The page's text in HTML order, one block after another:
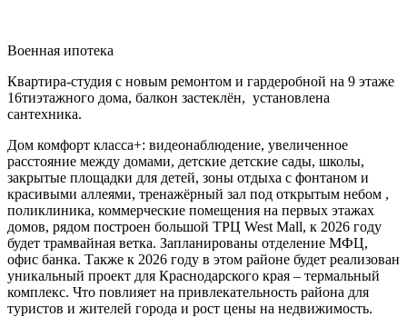
Военная ипотека
Квартира-студия с новым ремонтом и гардеробной на 9 этаже
16тиэтажного дома, балкон застеклён, установлена
сантехника.
Дом комфорт класса+: видеонаблюдение, увеличенное
расстояние между домами, детские детские сады, школы,
закрытые площадки для детей, зоны отдыха с фонтаном и
красивыми аллеями, тренажёрный зал под открытым небом ,
поликлиника, коммерческие помещения на первых этажах
домов, рядом построен большой ТРЦ West Mall, к 2026 году
будет трамвайная ветка. Запланированы отделение МФЦ,
офис банка. Также к 2026 году в этом районе будет реализован
уникальный проект для Краснодарского края – термальный
комплекс. Что повлияет на привлекательность района для
туристов и жителей города и рост цены на недвижимость.